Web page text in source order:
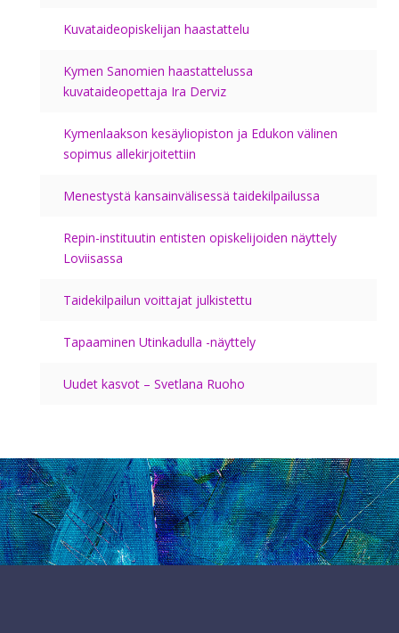
Kuvataideopiskelijan haastattelu
Kymen Sanomien haastattelussa
kuvataideopettaja Ira Derviz
Kymenlaakson kesäyliopiston ja Edukon välinen
sopimus allekirjoitettiin
Menestystä kansainvälisessä taidekilpailussa
Repin-instituutin entisten opiskelijoiden näyttely
Loviisassa
Taidekilpailun voittajat julkistettu
Tapaaminen Utinkadulla -näyttely
Uudet kasvot – Svetlana Ruoho